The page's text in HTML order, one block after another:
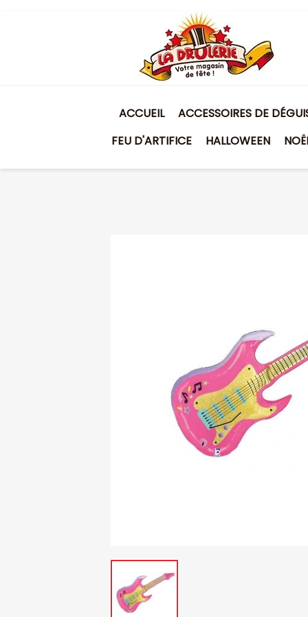
ACCUEIL ACCESSOIRES DE
FEU D'ARTIFICE
HALLOWEEN